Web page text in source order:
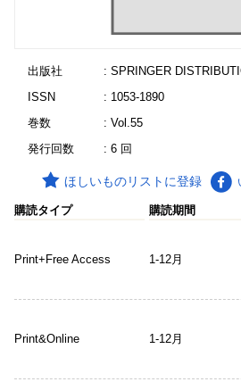
出版社
: SPRINGER
ISSN
: 1053-1890
巻数
: Vol.55
発行回数
: 6 回
ほしいものリストに登録
購読タイプ 購読期間
Print+Free Access 1-12月
Print&Online 1-12月